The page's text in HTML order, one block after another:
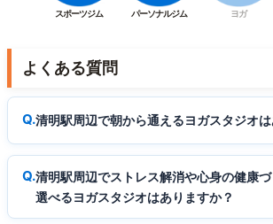
スポーツジム パーソナルジム ヨガ
よくある質問
清明駅周辺で朝から通えるヨガスタジオ
清明駅周辺でストレス解消や心身の健康
選べるヨガスタジオはありますか？